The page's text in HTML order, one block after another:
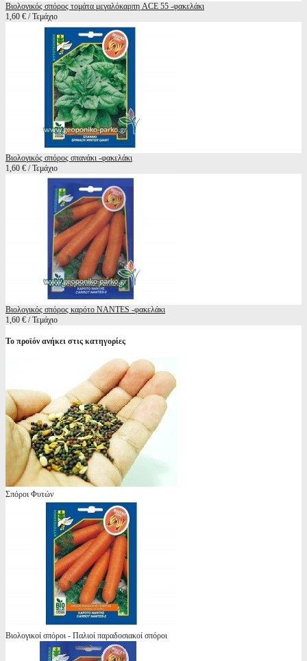
Βιολογικός σπόρος τομάτα μεγαλόκαρπη ACE 55 -φακελάκι
1,60 € / Τεμάχιο
Βιολογικός σπόρος σπανάκι -φακελάκι
1,60 € / Τεμάχιο
Βιολογικός σπόρος καρότο NANTES -φακελάκι
1,60 € / Τεμάχιο
Το προϊόν ανήκει στις κατηγορίες
Σπόροι Φυτών
Βιολογικοί σπόροι - Παλιοί παραδοσιακοί σπόροι